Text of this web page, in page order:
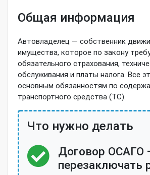
Общая информация
Автовладелец — собственник
имущества, которое по закону
обязательного страхования,
обслуживания и платы налога. Все
основным обязанностям по
транспортного средства (ТС).
Что нужно делать
Договор ОСАГО
перезаключать